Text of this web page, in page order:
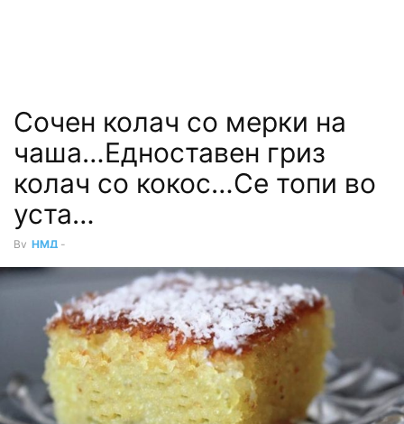
Сочен колач со мерки на
чаша…Едноставен гриз
колач со кокос…Се топи во
уста…
By НМД -